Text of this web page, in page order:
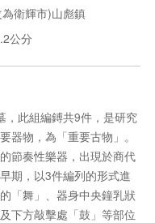
衛輝市)山彪鎮
公分
，此組編鎛共9件，是研究
器物，為「重要古物」。
節奏性樂器，出現於商代
期，以3件編列的形式進
「舞」、器身中央鐘乳狀
下方敲擊處「鼓」等部位